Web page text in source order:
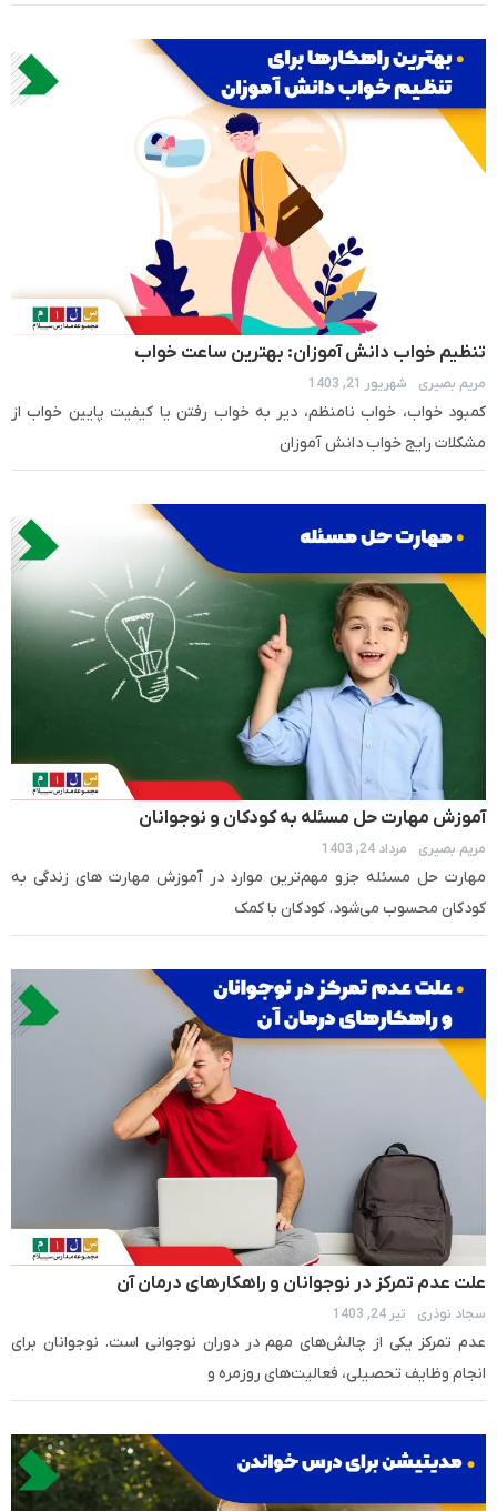
تنظیم خواب دانش آموزان: بهترین ساعت خواب
مریم بصیری شهریور 21, 1403
کمبود خواب، خواب نامنظم، دیر به خواب رفتن یا کیفیت پایین خواب از
مشکلات رایج خواب دانش آموزان
آموزش مهارت حل مسئله به کودکان و نوجوانان
مریم بصیری مرداد 24, 1403
مهارت حل مسئله جزو مهم‌ترین موارد در آموزش مهارت های زندگی به
کودکان محسوب می‌شود. کودکان با کمک
علت عدم تمرکز در نوجوانان و راهکارهای درمان آن
سجاد نوذری تیر 24, 1403
عدم تمرکز یکی از چالش‌های مهم در دوران نوجوانی است. نوجوانان برای
انجام وظایف تحصیلی، فعالیت‌های روزمره و